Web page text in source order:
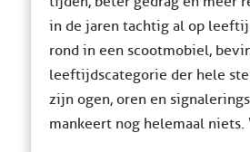
in de jaren tachtig al op
rond in een scootmobiel,
leeftijdscategorie der hele
zijn ogen, oren en
mankeert nog helemaal niets.